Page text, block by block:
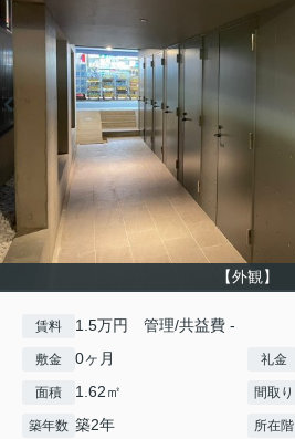
【外観】
賃料 1.5万円 管理/共益費 -
敷金 0ヶ月 礼金
面積 1.62㎡ 間取り
築年数 築2年 所在階